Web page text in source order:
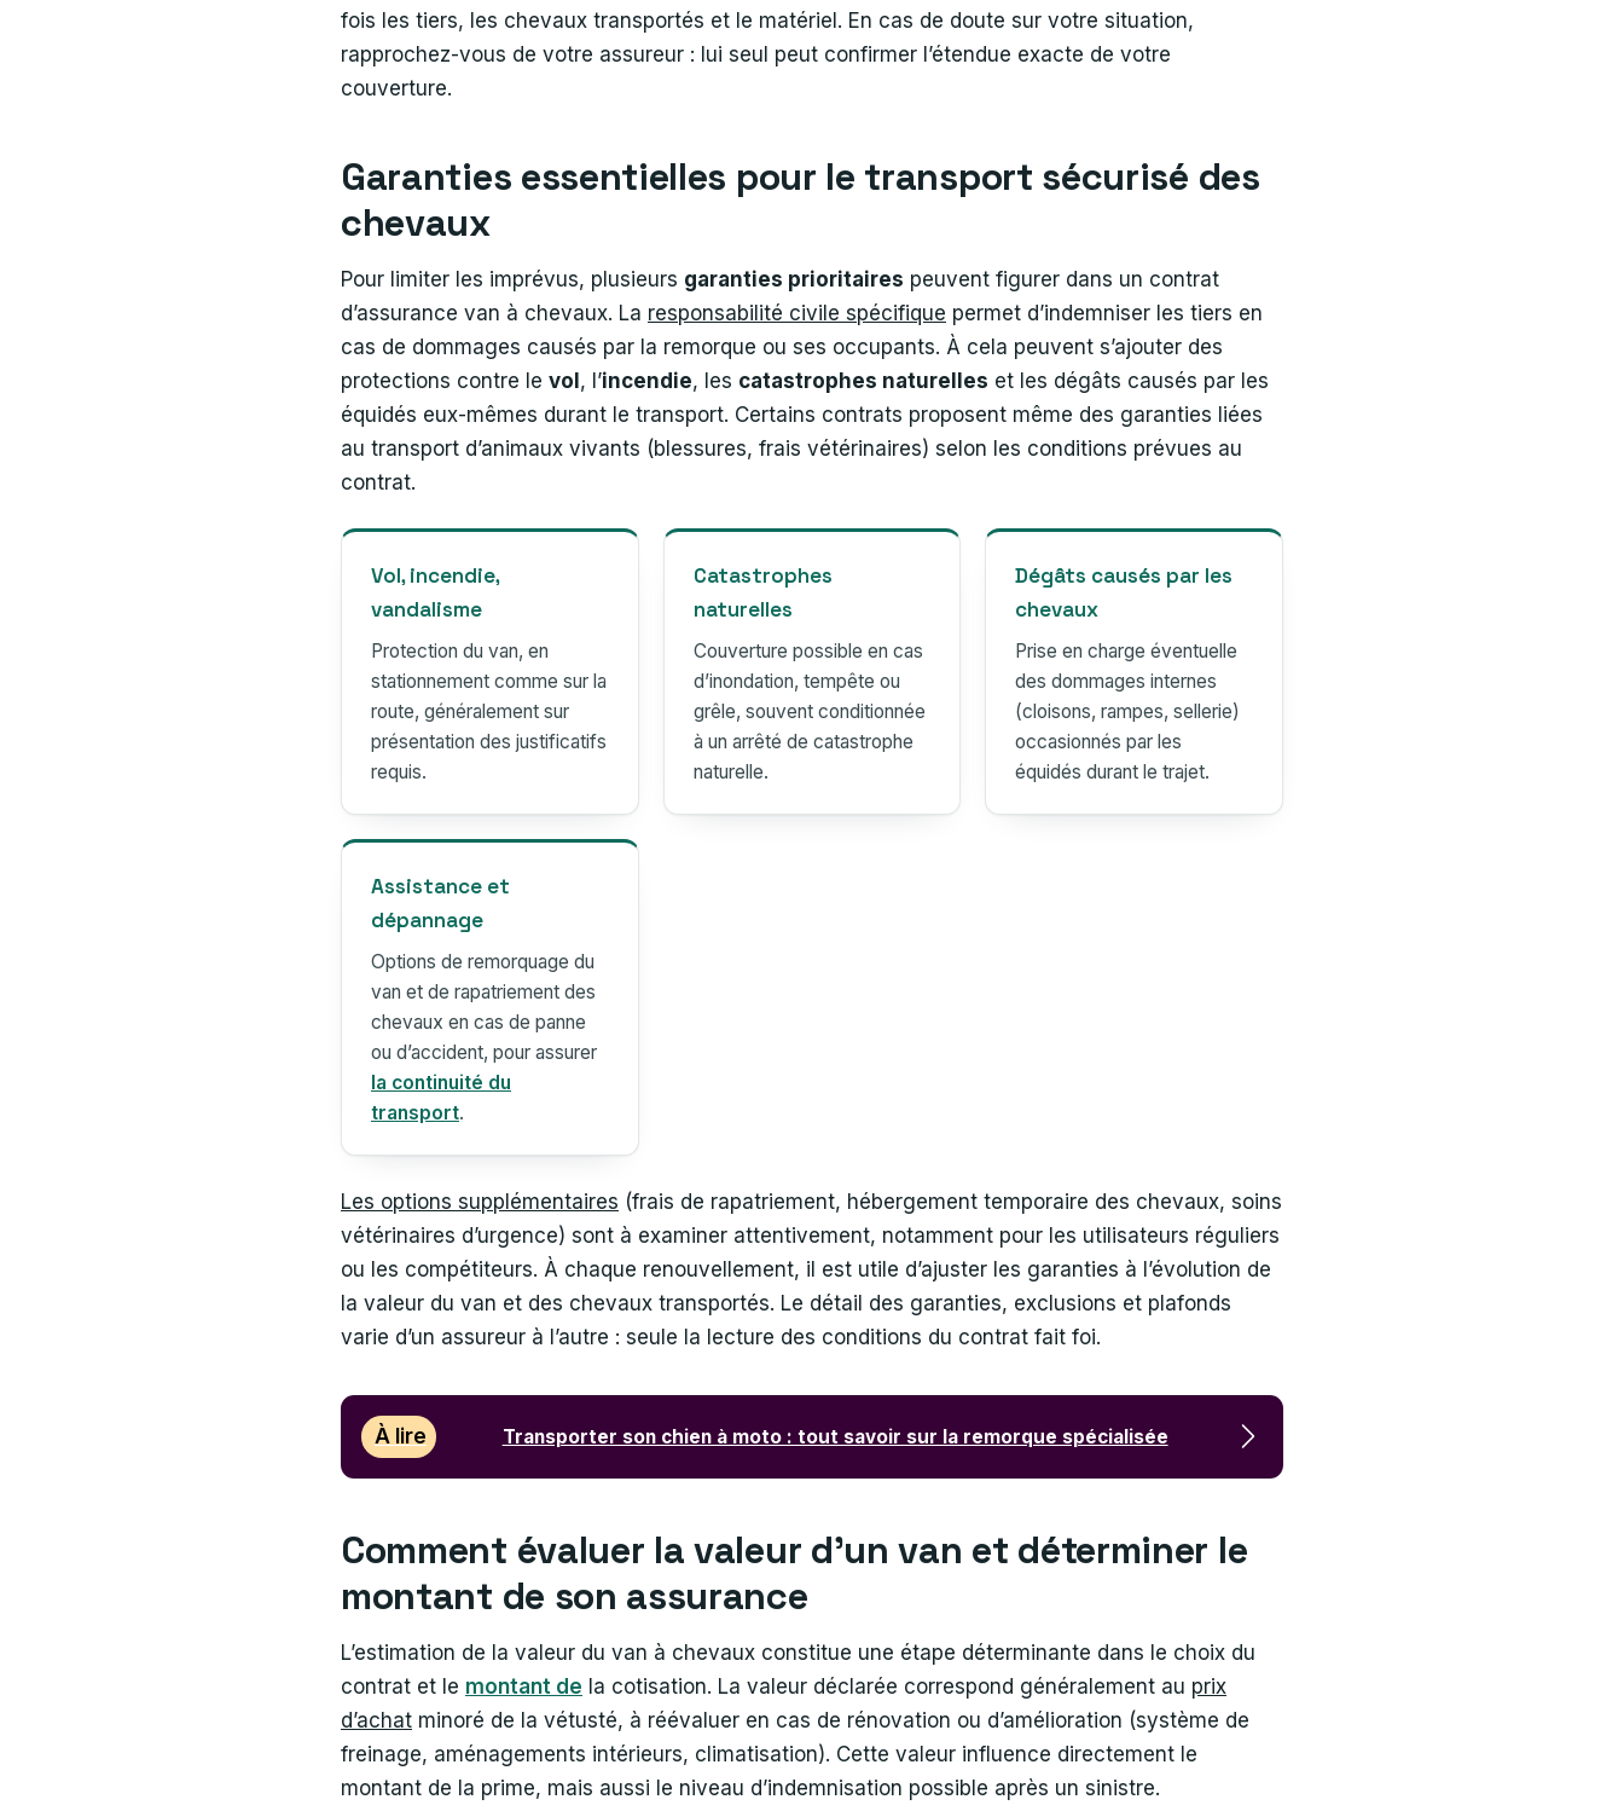
fois les tiers, les chevaux transportés et le matériel. En cas de doute sur votre situation,
rapprochez-vous de votre assureur : lui seul peut confirmer l’étendue exacte de votre
couverture.
Garanties essentielles pour le transport sécurisé des
chevaux
Pour limiter les imprévus, plusieurs garanties prioritaires peuvent figurer dans un contrat
d’assurance van à chevaux. La responsabilité civile spécifique permet d’indemniser les tiers en
cas de dommages causés par la remorque ou ses occupants. À cela peuvent s’ajouter des
protections contre le vol , l’incendie, les catastrophes naturelles et les dégâts causés par les
équidés eux-mêmes durant le transport. Certains contrats proposent même des garanties liées
au transport d’animaux vivants (blessures, frais vétérinaires) selon les conditions prévues au
contrat.
Vol, incendie,
vandalisme
Protection du van, en
stationnement comme sur la
route, généralement sur
présentation des justificatifs
requis.
Catastrophes
naturelles
Couverture possible en cas
d’inondation, tempête ou
grêle, souvent conditionnée
à un arrêté de catastrophe
naturelle.
Dégâts causés par les
chevaux
Prise en charge éventuelle
des dommages internes
(cloisons, rampes, sellerie)
occasionnés par les
équidés durant le trajet.
Assistance et
dépannage
Options de remorquage du
van et de rapatriement des
chevaux en cas de panne
ou d’accident, pour assurer
la continuité du
transport.
Les options supplémentaires (frais de rapatriement, hébergement temporaire des chevaux, soins
vétérinaires d’urgence) sont à examiner attentivement, notamment pour les utilisateurs réguliers
ou les compétiteurs. À chaque renouvellement, il est utile d’ajuster les garanties à l’évolution de
la valeur du van et des chevaux transportés. Le détail des garanties, exclusions et plafonds
varie d’un assureur à l’autre : seule la lecture des conditions du contrat fait foi.
À lire Transporter son chien à moto : tout savoir sur la remorque spécialisée
Comment évaluer la valeur d’un van et déterminer le
montant de son assurance
L’estimation de la valeur du van à chevaux constitue une étape déterminante dans le choix du
contrat et le montant de la cotisation. La valeur déclarée correspond généralement au prix
d’achat minoré de la vétusté, à réévaluer en cas de rénovation ou d’amélioration (système de
freinage, aménagements intérieurs, climatisation). Cette valeur influence directement le
montant de la prime, mais aussi le niveau d’indemnisation possible après un sinistre.